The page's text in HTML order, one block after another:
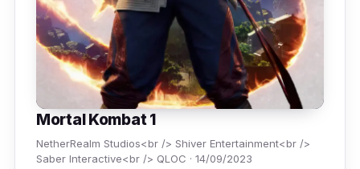
Mortal Kombat 1
NetherRealm Studios<br /> Shiver Entertainment<br />
Saber Interactive<br /> QLOC · 14/09/2023